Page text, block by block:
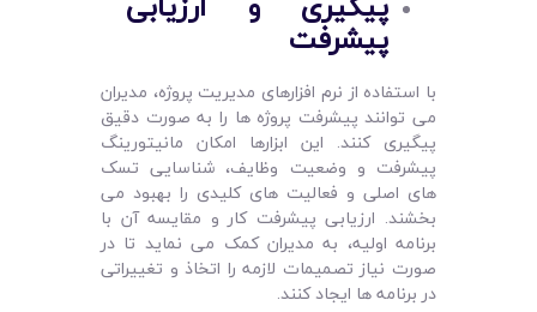
پیشرفت
با استفاده از نرم ‌افزارهای مدیریت پروژه، مدیران
می ‌توانند پیشرفت پروژه ‌ها را به صورت دقیق
پیگیری کنند. این ابزارها امکان مانیتورینگ
پیشرفت و وضعیت وظایف، شناسایی تسک
‌های اصلی و فعالیت ‌های کلیدی را بهبود می
‌بخشند. ارزیابی پیشرفت کار و مقایسه آن با
برنامه اولیه، به مدیران کمک می نماید تا در
صورت نیاز تصمیمات لازمه را اتخاذ و تغییراتی
در برنامه ‌ها ایجاد کنند.